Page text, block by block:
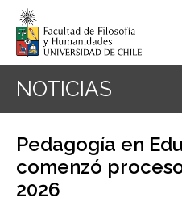
NOTICIAS
Pedagogía en
comenzó
2026